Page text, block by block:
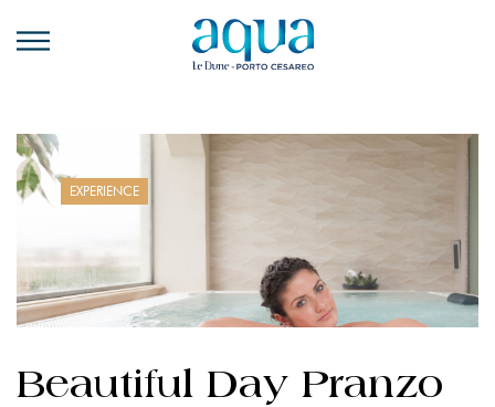
RISTORANTE
CERIMONIE
TEMA 2026
RICERCA
CONTATTI
EXPERIENCE
Beautiful Day Pranzo